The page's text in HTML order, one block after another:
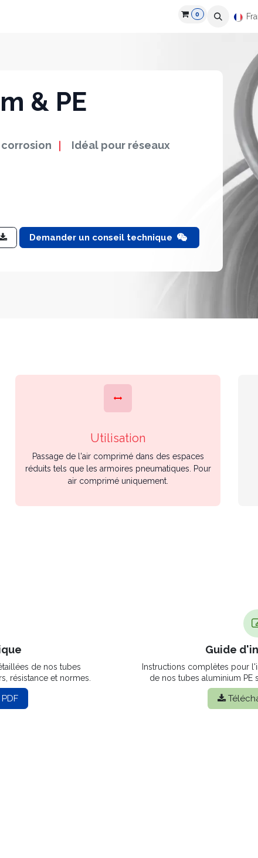
Recrutement Ressources
0
& PE
Idéal pour réseaux
Demander un conseil technique
Utilisation
Passage de l'air comprimé dans des espaces
réduits tels que les armoires pneumatiques. Pour
air comprimé uniquement.
de nos tubes
résistance et normes.
Guide
Instructions complètes pour
de nos tubes aluminium PE